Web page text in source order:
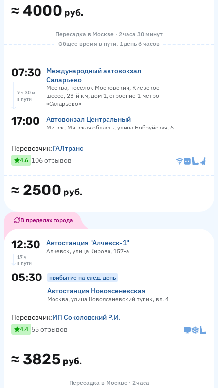
≈ 4000 руб.
Пересадка в Москве · 2 часа 30 минут
Общее время в пути: 1 день 6 часов
07:30
Международный автовокзал
Саларьево
Москва, посёлок Московский, Киевское
шоссе, 23-й км, дом 1, строение 1 метро
«Саларьево»
9 ч 30 м
в пути
17:00 Автовокзал Центральный
Минск, Минская область, улица Бобруйская, 6
≈ 2500 руб.
Перевозчик:ГАЛтранс
4.6 106 отзывов
В пределах города
12:30 Автостанция "Алчевск-1"
Алчевск, улица Кирова, 157-а
17 ч
в пути
05:30 прибытие на след. день
Автостанция Новоясеневская
Москва, улица Новоясеневский тупик, вл. 4
≈ 3825 руб.
Перевозчик:ИП Соколовский Р.И.
4.4 55 отзывов
Пересадка в Москве · 2 часа